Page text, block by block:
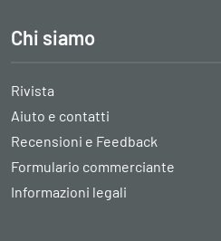
Chi siamo
Rivista
Aiuto e contatti
Recensioni e Feedback
Formulario commerciante
Informazioni legali